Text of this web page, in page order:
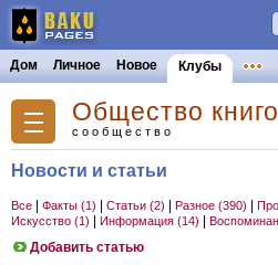
Дом Личное Новое Клубы
Общество
сообщество
Новости и статьи
Все Факты (1) Статьи (2) Разное (390)
Искусство (1) Информация (14)
Добавить статью